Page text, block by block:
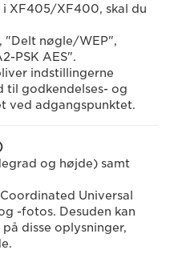
i XF405/XF400, skal du
"Delt nøgle/WEP",
PSK AES".
indstillingerne
til godkendelses- og
ved adgangspunktet.
og højde) samt
Universal
-fotos. Desuden kan
disse oplysninger,